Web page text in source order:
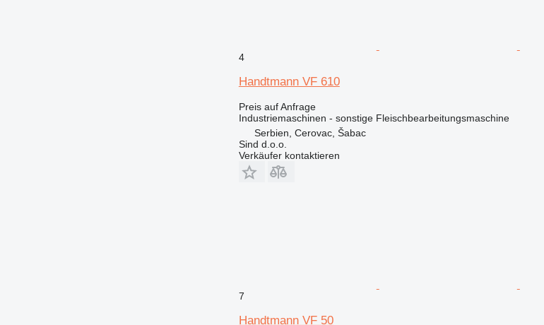
4
Handtmann VF 610
Preis auf Anfrage
Industriemaschinen - sonstige Fleischbearbeitungsmaschine
Serbien, Cerovac, Šabac
Sind d.o.o.
Verkäufer kontaktieren
7
Handtmann VF 50